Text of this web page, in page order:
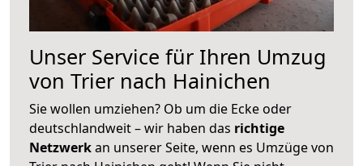
Unser Service für Ihren Umzug
von Trier nach Hainichen
Sie wollen umziehen? Ob um die Ecke oder
deutschlandweit – wir haben das richtige
Netzwerkan unserer Seite, wenn es Umzüge von